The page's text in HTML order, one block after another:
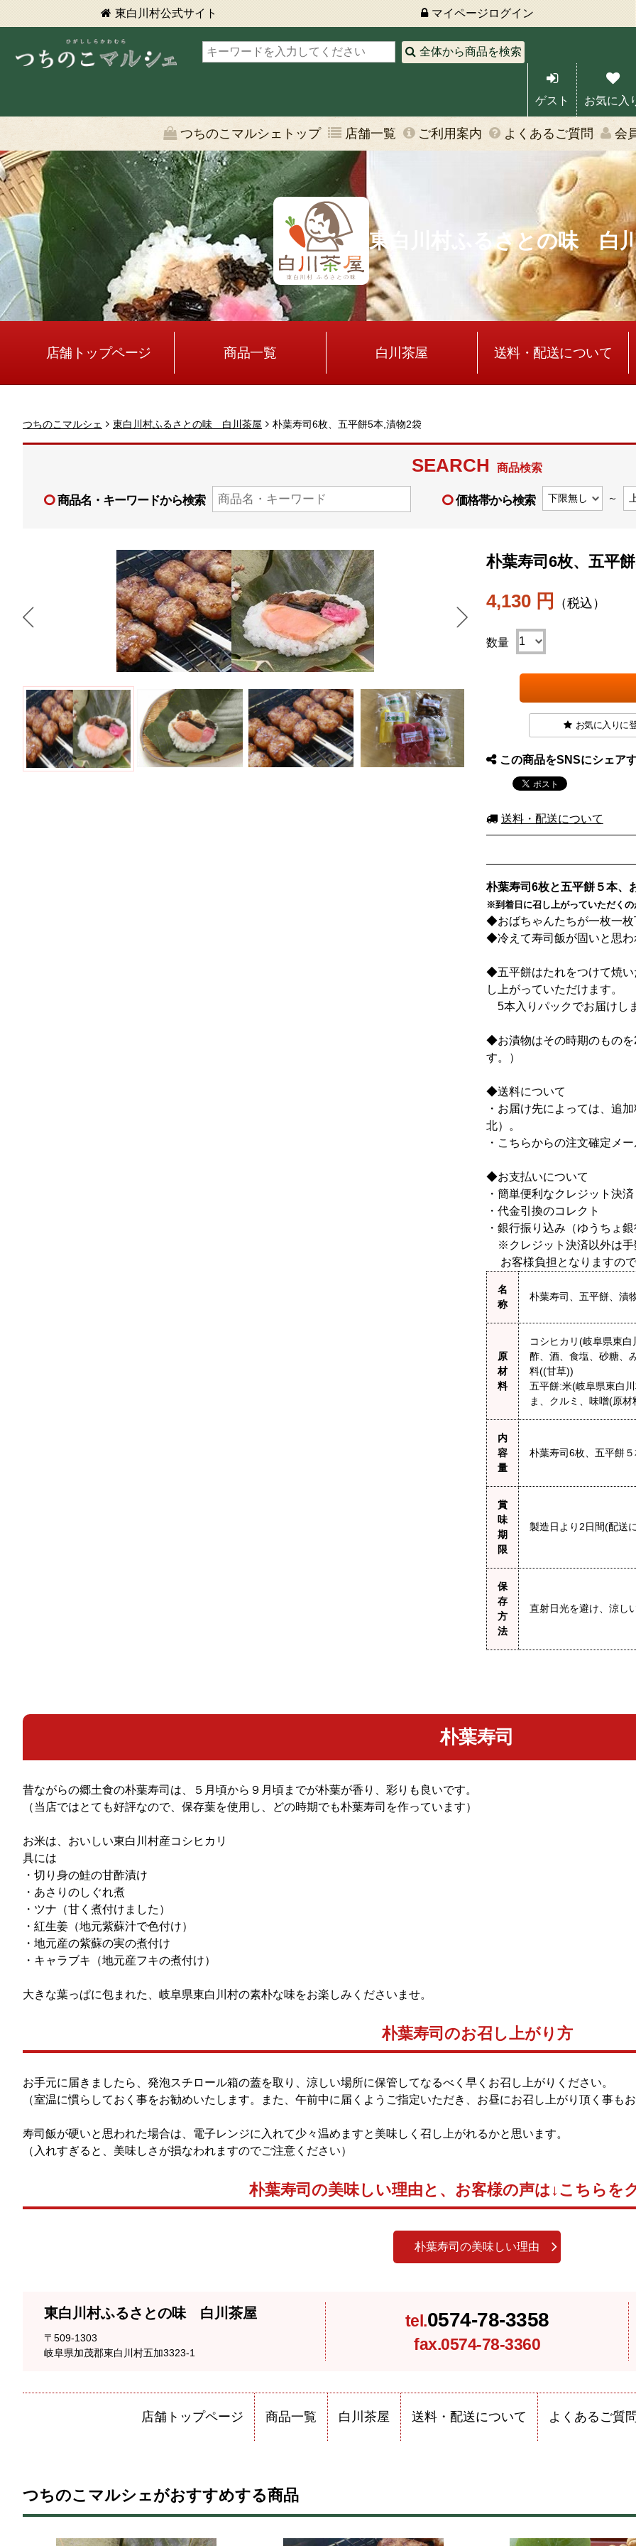
東白川村公式サイト マイページ ログイン
全体から商品を検索
ゲスト お気に入
つちのこマルシェトップ 店舗一覧 ご利用案内 よくあるご質問 会
東白川村ふるさとの味 白
店舗トップページ 商品一覧 白川茶屋 送料・配送について
つちのこマルシェ 東白川村ふるさとの味 白川茶屋 朴葉寿司6枚、五平餅5本,漬物2袋
SEARCH 商品検索
商品名・キーワードから検索 価格帯から検索 ～
朴葉寿司6枚、五平
4,130 円 （税込）
数量
お気に入りに
この商品をSNSにシェア
送料・配送について
朴葉寿司6枚と五平餅５本、
※到着日に召し上がっていただくの
◆おばちゃんたちが一枚一枚
◆冷えて寿司飯が固いと思わ
◆五平餅はたれをつけて焼い
し上がっていただけます。
5本入りパックでお届けし
◆お漬物はその時期のものを
す。）
◆送料について
・お届け先によっては、追
北）。
・こちらからの注文確定メ
◆お支払いについて
・簡単便利なクレジット決済
・代金引換のコレクト
・銀行振り込み（ゆうちょ
※クレジット決済以外は手
お客様負担となりますので
名
称
朴葉寿司、五平餅、漬
原
材
料
コシヒカリ(岐阜県東
酢、酒、食塩、砂糖、
料((甘草))
五平餅:米(岐阜県東白
ま、クルミ、味噌(原
内
容
量
朴葉寿司6枚、五平餅
賞
味
期
限
製造日より2日間(配送
保
存
方
法
直射日光を避け、涼し
朴葉寿司
昔ながらの郷土食の朴葉寿司は、５月頃から９月頃までが朴葉が香り、彩りも良いです。
（当店ではとても好評なので、保存葉を使用し、どの時期でも朴葉寿司を作っています）
お米は、おいしい東白川村産コシヒカリ
具には
・切り身の鮭の甘酢漬け
・あさりのしぐれ煮
・ツナ（甘く煮付けました）
・紅生姜（地元紫蘇汁で色付け）
・地元産の紫蘇の実の煮付け
・キャラブキ（地元産フキの煮付け）
大きな葉っぱに包まれた、岐阜県東白川村の素朴な味をお楽しみくださいませ。
朴葉寿司のお召し上がり方
お手元に届きましたら、発泡スチロール箱の蓋を取り、涼しい場所に保管してなるべく早くお召し上がりください。
（室温に慣らしておく事をお勧めいたします。また、午前中に届くようご指定いただき、お昼にお召し上がり頂く事もお
寿司飯が硬いと思われた場合は、電子レンジに入れて少々温めますと美味しく召し上がれるかと思います。
（入れすぎると、美味しさが損なわれますのでご注意ください）
朴葉寿司の美味しい理由と、お客様の声は↓こちらを
朴葉寿司の美味しい理由
東白川村ふるさとの味 白川茶屋
〒509-1303
岐阜県加茂郡東白川村五加3323-1
tel.0574-78-3358
fax.0574-78-3360
店舗トップページ 商品一覧 白川茶屋 送料・配送について よくあるご質問
つちのこマルシェがおすすめする商品